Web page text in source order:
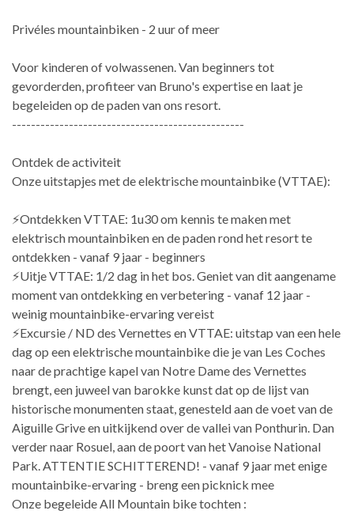
Privéles mountainbiken - 2 uur of meer
Voor kinderen of volwassenen. Van beginners tot
gevorderden, profiteer van Bruno's expertise en laat je
begeleiden op de paden van ons resort.
-------------------------------------------------
Ontdek de activiteit
Onze uitstapjes met de elektrische mountainbike (VTTAE):
⚡Ontdekken VTTAE: 1u30 om kennis te maken met
elektrisch mountainbiken en de paden rond het resort te
ontdekken - vanaf 9 jaar - beginners
⚡Uitje VTTAE: 1/2 dag in het bos. Geniet van dit aangename
moment van ontdekking en verbetering - vanaf 12 jaar -
weinig mountainbike-ervaring vereist
⚡Excursie / ND des Vernettes en VTTAE: uitstap van een hele
dag op een elektrische mountainbike die je van Les Coches
naar de prachtige kapel van Notre Dame des Vernettes
brengt, een juweel van barokke kunst dat op de lijst van
historische monumenten staat, genesteld aan de voet van de
Aiguille Grive en uitkijkend over de vallei van Ponthurin. Dan
verder naar Rosuel, aan de poort van het Vanoise National
Park. ATTENTIE SCHITTEREND! - vanaf 9 jaar met enige
mountainbike-ervaring - breng een picknick mee
Onze begeleide All Mountain bike tochten :